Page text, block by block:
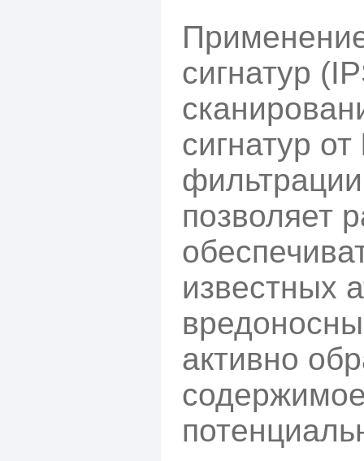
сигнатур
сигнатур от
позволяет
известных
активно